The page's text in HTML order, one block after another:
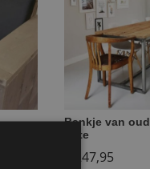
Bankje van
Kate
247,95